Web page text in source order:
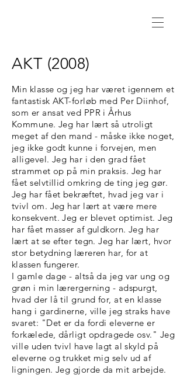
AKT (2008)
Min klasse og jeg har været igennem et
fantastisk AKT-forløb med Per Diinhof,
som er ansat ved PPR i Århus
Kommune. Jeg har lært så utroligt
meget af den mand - måske ikke noget,
jeg ikke godt kunne i forvejen, men
alligevel. Jeg har i den grad fået
strammet op på min praksis. Jeg har
fået selvtillid omkring de ting jeg gør.
Jeg har fået bekræftet, hvad jeg var i
tvivl om. Jeg har lært at være mere
konsekvent. Jeg er blevet optimist. Jeg
har fået masser af guldkorn. Jeg har
lært at se efter tegn. Jeg har lært, hvor
stor betydning læreren har, for at
klassen fungerer.
I gamle dage - altså da jeg var ung og
grøn i min lærergerning - adspurgt,
hvad der lå til grund for, at en klasse
hang i gardinerne, ville jeg straks have
svaret: "Det er da fordi eleverne er
forkælede, dårligt opdragede osv." Jeg
ville uden tvivl have lagt al skyld på
eleverne og trukket mig selv ud af
ligningen. Jeg gjorde da mit arbejde.